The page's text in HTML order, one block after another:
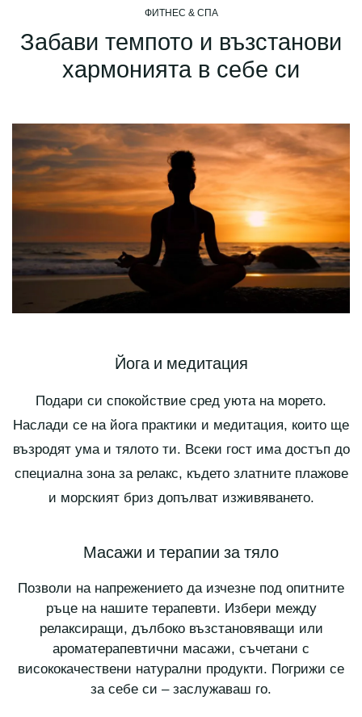
ФИТНЕС & СПА
Забави темпото и възстанови
хармонията в себе си
Йога и медитация
Подари си спокойствие сред уюта на морето.
Наслади се на йога практики и медитация, които ще
възродят ума и тялото ти. Всеки гост има достъп до
специална зона за релакс, където златните плажове
и морският бриз допълват изживяването.
Масажи и терапии за тяло
Позволи на напрежението да изчезне под опитните
ръце на нашите терапевти. Избери между
релаксиращи, дълбоко възстановяващи или
ароматерапевтични масажи, съчетани с
висококачествени натурални продукти. Погрижи се
за себе си – заслужаваш го.